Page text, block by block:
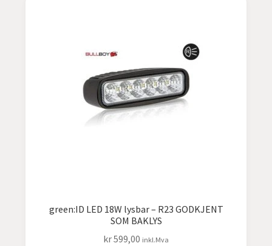
green:ID LED 18W lysbar – R23 GODKJENT
SOM BAKLYS
kr599,00 inkl.Mva